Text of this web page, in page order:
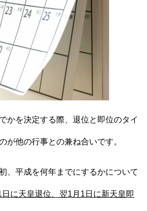
かを決定する際、退位と即位のタイ
が他の行事との兼ね合いです。
、平成を何年までにするかについて
に天皇退位、翌1月1日に新天皇即